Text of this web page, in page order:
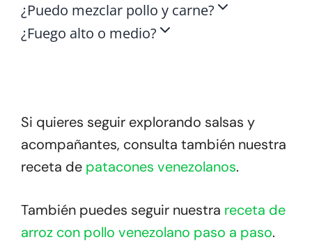
¿Puedo mezclar pollo y carne?
¿Fuego alto o medio?
Si quieres seguir explorando salsas y
acompañantes, consulta también nuestra
receta de patacones venezolanos.
También puedes seguir nuestra receta de
arroz con pollo venezolano paso a paso.